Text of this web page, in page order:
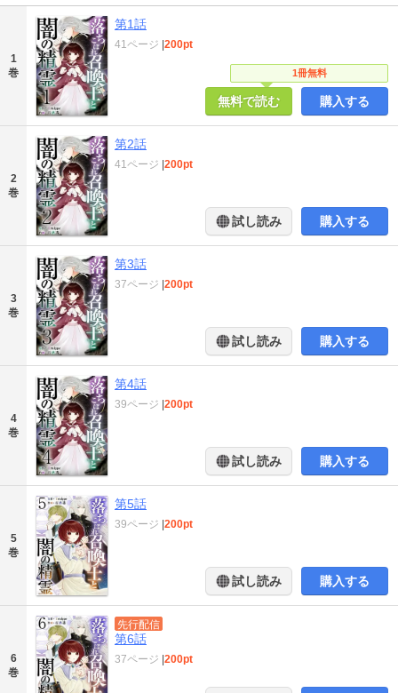
1
巻
第1話
1冊無料
41ページ |200pt
無料で読む 購入する
2
巻
第2話
41ページ |200pt
試し読み 購入する
3
巻
第3話
37ページ |200pt
試し読み 購入する
4
巻
第4話
39ページ |200pt
試し読み 購入する
5
巻
第5話
39ページ |200pt
試し読み 購入する
6
巻
先行配信
第6話
37ページ |200pt